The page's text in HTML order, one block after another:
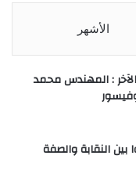
الأشهر
: المهندس محمد
النقابة والصفة